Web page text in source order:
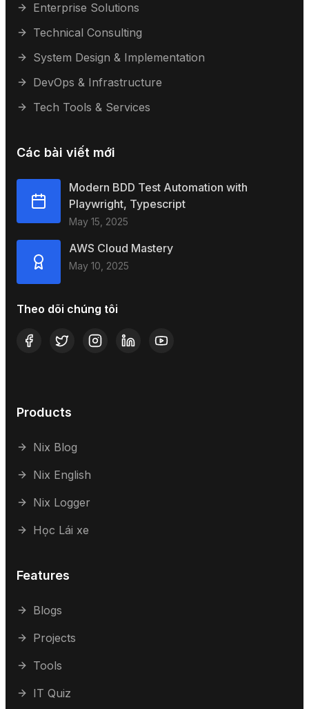
Enterprise Solutions
Technical Consulting
System Design & Implementation
DevOps & Infrastructure
Tech Tools & Services
Các bài viết mới
Modern BDD Test Automation with
Playwright, Typescript
May 15, 2025
AWS Cloud Mastery
May 10, 2025
Theo dõi chúng tôi
Products
Nix Blog
Nix English
Nix Logger
Học Lái xe
Features
Blogs
Projects
Tools
IT Quiz